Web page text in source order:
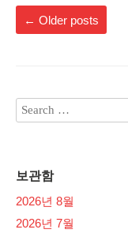
← Older posts
보관함
2026년 8월
2026년 7월